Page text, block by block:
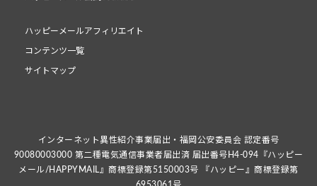
ハッピーメールアフィリエイト
コンテンツ一覧
サイトマップ
インターネット異性紹介事業届出・福岡公安委員会 認定番号
90080003000 第二種電気通信事業者届出済 届出番号H4-094『ハッピー
メール/HAPPYMAIL』商標登録第5150003号 『ハッピー』商標登録第